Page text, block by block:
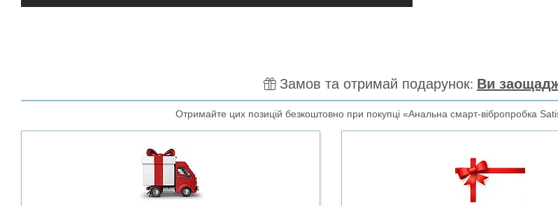
Замов та отримай подарунок Ви
Отримайте цих позицій безкоштовно при покупці «Анальна смарт-вібропробка